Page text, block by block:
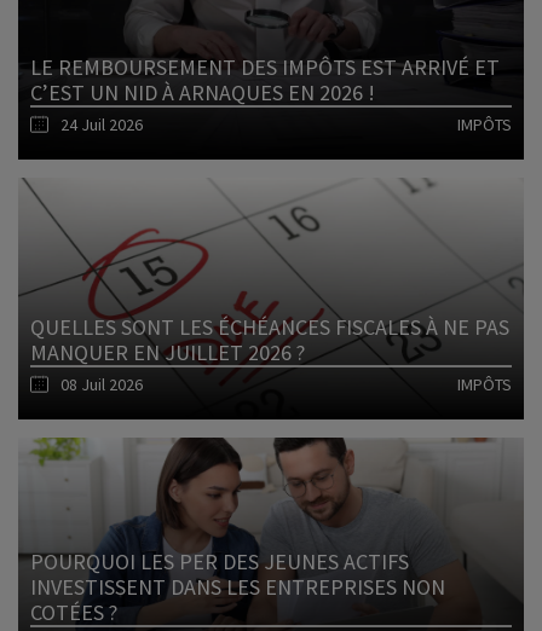
LE REMBOURSEMENT DES IMPÔTS EST ARRIVÉ ET
C’EST UN NID À ARNAQUES EN 2026 !
24 Juil 2026 IMPÔTS
Lire l'article
QUELLES SONT LES ÉCHÉANCES FISCALES À NE PAS
MANQUER EN JUILLET 2026 ?
08 Juil 2026 IMPÔTS
Lire l'article
POURQUOI LES PER DES JEUNES ACTIFS
INVESTISSENT DANS LES ENTREPRISES NON
COTÉES ?